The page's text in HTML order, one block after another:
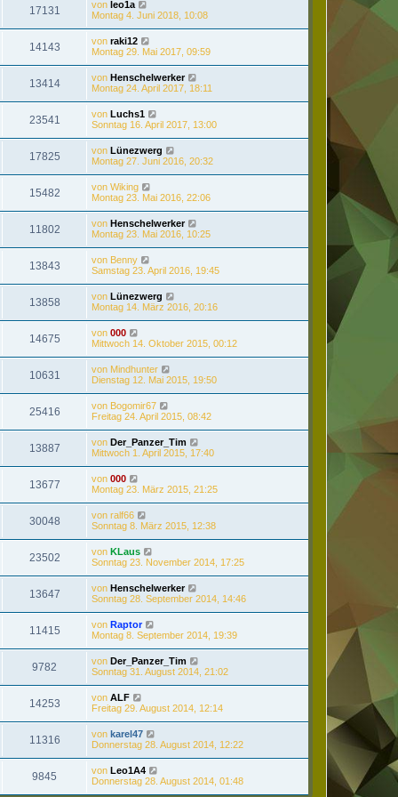
17131 von leo1a
Montag 4. Juni 2018, 10:08
14143 von raki12
Montag 29. Mai 2017, 09:59
13414 von Henschelwerker
Montag 24. April 2017, 18:11
23541 von Luchs1
Sonntag 16. April 2017, 13:00
17825 von Lünezwerg
Montag 27. Juni 2016, 20:32
15482 von Wiking
Montag 23. Mai 2016, 22:06
11802 von Henschelwerker
Montag 23. Mai 2016, 10:25
13843 von Benny
Samstag 23. April 2016, 19:45
13858 von Lünezwerg
Montag 14. März 2016, 20:16
14675 von 000
Mittwoch 14. Oktober 2015, 00:12
10631 von Mindhunter
Dienstag 12. Mai 2015, 19:50
25416 von Bogomir67
Freitag 24. April 2015, 08:42
13887 von Der_Panzer_Tim
Mittwoch 1. April 2015, 17:40
13677 von 000
Montag 23. März 2015, 21:25
30048 von ralf66
Sonntag 8. März 2015, 12:38
23502 von KLaus
Sonntag 23. November 2014, 17:25
13647 von Henschelwerker
Sonntag 28. September 2014, 14:46
11415 von Raptor
Montag 8. September 2014, 19:39
9782 von Der_Panzer_Tim
Sonntag 31. August 2014, 21:02
14253 von ALF
Freitag 29. August 2014, 12:14
11316 von karel47
Donnerstag 28. August 2014, 12:22
9845 von Leo1A4
Donnerstag 28. August 2014, 01:48